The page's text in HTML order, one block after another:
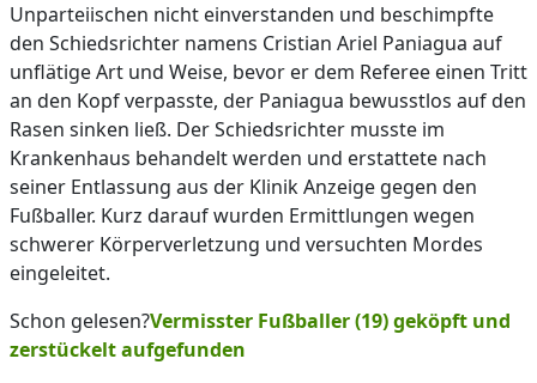
Unparteiischen nicht einverstanden und beschimpfte
den Schiedsrichter namens Cristian Ariel Paniagua auf
unflätige Art und Weise, bevor er dem Referee einen Tritt
an den Kopf verpasste, der Paniagua bewusstlos auf den
Rasen sinken ließ. Der Schiedsrichter musste im
Krankenhaus behandelt werden und erstattete nach
seiner Entlassung aus der Klinik Anzeige gegen den
Fußballer. Kurz darauf wurden Ermittlungen wegen
schwerer Körperverletzung und versuchten Mordes
eingeleitet.
Schon gelesen?Vermisster Fußballer (19) geköpft und
zerstückelt aufgefunden